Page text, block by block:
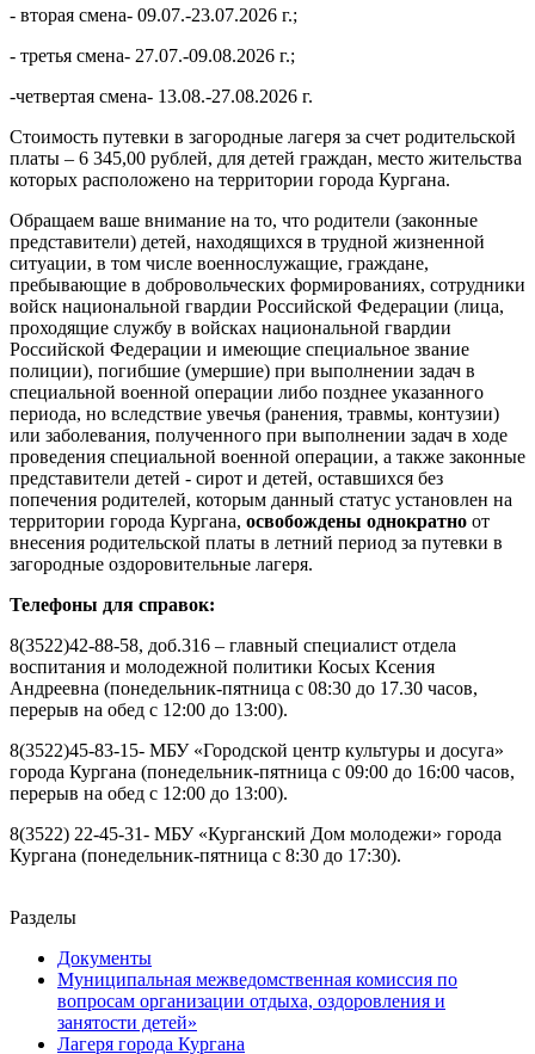
- вторая смена- 09.07.-23.07.2026 г.;
- третья смена- 27.07.-09.08.2026 г.;
-четвертая смена- 13.08.-27.08.2026 г.
Стоимость путевки в загородные лагеря за счет родительской
платы – 6 345,00 рублей, для детей граждан, место жительства
которых расположено на территории города Кургана.
Обращаем ваше внимание на то, что родители (законные
представители) детей, находящихся в трудной жизненной
ситуации, в том числе военнослужащие, граждане,
пребывающие в добровольческих формированиях, сотрудники
войск национальной гвардии Российской Федерации (лица,
проходящие службу в войсках национальной гвардии
Российской Федерации и имеющие специальное звание
полиции), погибшие (умершие) при выполнении задач в
специальной военной операции либо позднее указанного
периода, но вследствие увечья (ранения, травмы, контузии)
или заболевания, полученного при выполнении задач в ходе
проведения специальной военной операции, а также законные
представители детей - сирот и детей, оставшихся без
попечения родителей, которым данный статус установлен на
территории города Кургана, освобождены однократно от
внесения родительской платы в летний период за путевки в
загородные оздоровительные лагеря.
Телефоны для справок:
8(3522)42-88-58, доб.316 – главный специалист отдела
воспитания и молодежной политики Косых Ксения
Андреевна (понедельник-пятница с 08:30 до 17.30 часов,
перерыв на обед с 12:00 до 13:00).
8(3522)45-83-15- МБУ «Городской центр культуры и досуга»
города Кургана (понедельник-пятница с 09:00 до 16:00 часов,
перерыв на обед с 12:00 до 13:00).
8(3522) 22-45-31- МБУ «Курганский Дом молодежи» города
Кургана (понедельник-пятница с 8:30 до 17:30).
Разделы
Документы
Муниципальная межведомственная комиссия по
вопросам организации отдыха, оздоровления и
занятости детей»
Лагеря города Кургана